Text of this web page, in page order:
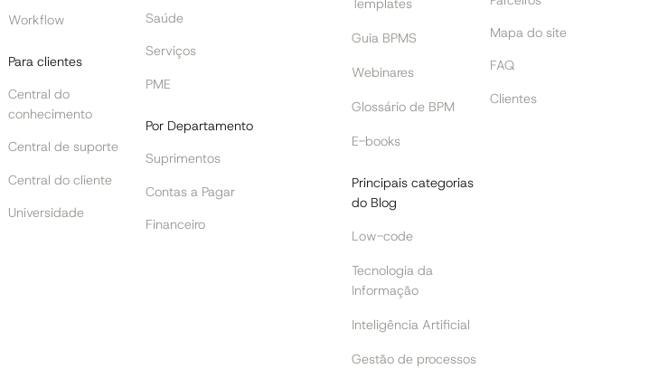
Workflow
Para clientes
Central do
conhecimento
Central de suporte
Central do cliente
Universidade
Saúde
Serviços
PME
Por Departamento
Suprimentos
Contas a Pagar
Financeiro
Templates
Guia BPMS
Webinares
Glossário de BPM
E-books
Principais categorias
do Blog
Low-code
Tecnologia da
Informação
Inteligência Artificial
Gestão de processos
Mapa do site
FAQ
Clientes